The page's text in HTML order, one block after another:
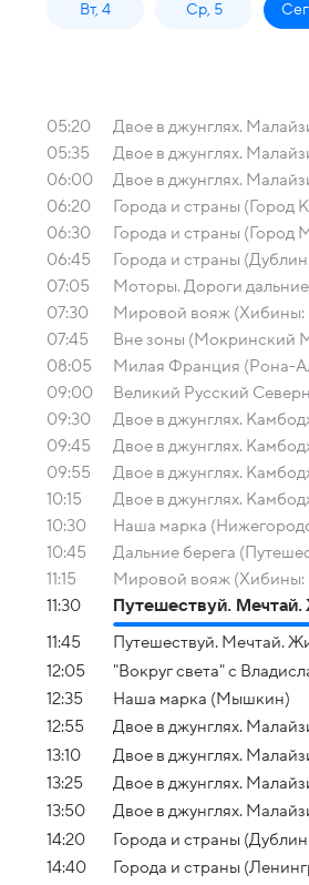
Вт, 4 Ср, 5
05:20
Двое в джунглях.
05:35
Двое в джунглях.
06:00
Двое в джунглях.
06:20
Города и страны (Город
06:30
Города и страны (Город
06:45
Города и страны
07:05
Моторы. Дороги
07:30
Мировой вояж (Хибины:
07:45
Вне зоны (Мокринский
08:05
Милая Франция (Рона-
09:00
Великий Русский
09:30
Двое в джунглях.
09:45
Двое в джунглях.
09:55
Двое в джунглях.
10:15
Двое в джунглях.
10:30
Наша марка
10:45
Дальние берега
11:15
Мировой вояж (Хибины:
11:30
Путешествуй.
11:45
Путешествуй. Мечтай.
12:05
"Вокруг света" с
12:35
Наша марка (Мышкин)
12:55
Двое в джунглях.
13:10
Двое в джунглях.
13:25
Двое в джунглях.
13:50
Двое в джунглях.
14:20
Города и страны
14:40
Города и страны